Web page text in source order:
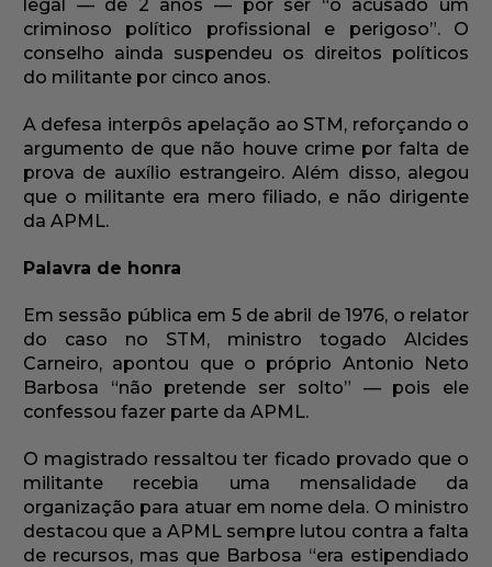
legal — de 2 anos — por ser “o acusado um
criminoso político profissional e perigoso”. O
conselho ainda suspendeu os direitos políticos
do militante por cinco anos.
A defesa interpôs apelação ao STM, reforçando o
argumento de que não houve crime por falta de
prova de auxílio estrangeiro. Além disso, alegou
que o militante era mero filiado, e não dirigente
da APML.
Palavra de honra
Em sessão pública em 5 de abril de 1976, o relator
do caso no STM, ministro togado Alcides
Carneiro, apontou que o próprio Antonio Neto
Barbosa “não pretende ser solto” — pois ele
confessou fazer parte da APML.
O magistrado ressaltou ter ficado provado que o
militante recebia uma mensalidade da
organização para atuar em nome dela. O ministro
destacou que a APML sempre lutou contra a falta
de recursos, mas que Barbosa “era estipendiado